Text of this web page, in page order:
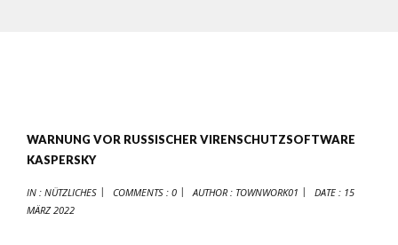
WARNUNG VOR RUSSISCHER VIRENSCHUTZSOFTWARE
KASPERSKY
IN : NÜTZLICHES COMMENTS : 0 AUTHOR : TOWNWORK01 DATE : 15
MÄRZ 2022